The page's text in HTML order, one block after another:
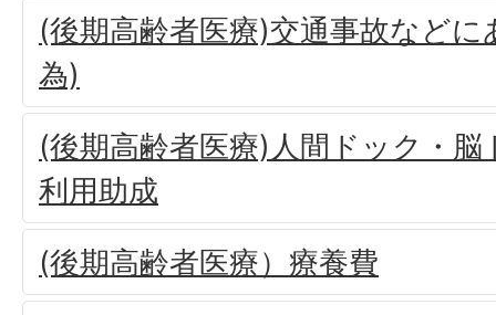
(後期高齢者医療)交通事故など
為)
(後期高齢者医療)人間ドック・
利用助成
(後期高齢者医療）療養費